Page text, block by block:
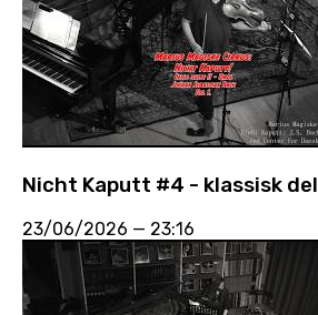
Nicht Kaputt #4 - klassisk del
23/06/2026 — 23:16